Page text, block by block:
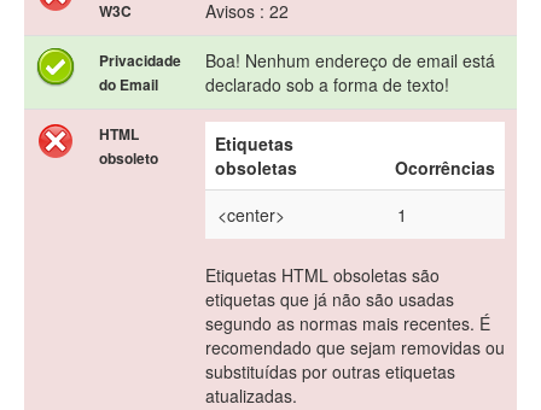
W3C
Avisos : 22
Privacidade
do Email
Boa! Nenhum endereço de email está
declarado sob a forma de texto!
HTML
obsoleto
Etiquetas
obsoletas
Ocorrências
<center>
1
Etiquetas HTML obsoletas são
etiquetas que já não são usadas
segundo as normas mais recentes. É
recomendado que sejam removidas ou
substituídas por outras etiquetas
atualizadas.